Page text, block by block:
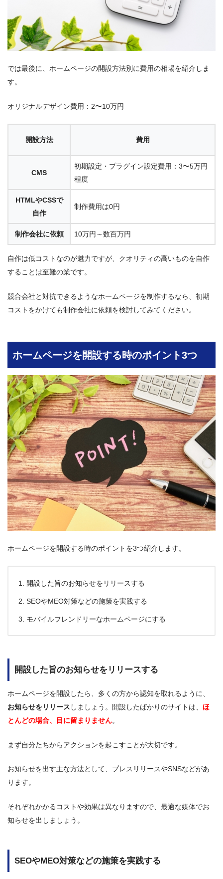
では最後に、ホームページの開設方法別に費用の相場を紹介しま
す。
オリジナルデザイン費用：2〜10万円
開設方法 費用
CMS
初期設定・プラグイン設定費用：3〜5万円
程度
HTMLやCSSで
自作
制作費用は0円
制作会社に依頼 10万円～数百万円
自作は低コストなのが魅力ですが、クオリティの高いものを自作
することは至難の業です。
競合会社と対抗できるようなホームページを制作するなら、初期
コストをかけても制作会社に依頼を検討してみてください。
ホームページを開設する時のポイント3つ
ホームページを開設する時のポイントを3つ紹介します。
開設した旨のお知らせをリリースする
SEOやMEO対策などの施策を実践する
モバイルフレンドリーなホームページにする
開設した旨のお知らせをリリースする
ホームページを開設したら、多くの方から認知を取れるように、
お知らせをリリース しましょう。開設したばかりのサイトは、 ほ
とんどの場合、目に留まりません。
まず自分たちからアクションを起こすことが大切です。
お知らせを出す主な方法として、プレスリリースやSNSなどがあ
ります。
それぞれかかるコストや効果は異なりますので、最適な媒体でお
知らせを出しましょう。
SEOやMEO対策などの施策を実践する